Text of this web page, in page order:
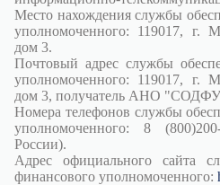
Место нахождения службы
уполномоченного: 119017, г.
дом 3.
Почтовый адрес службы
уполномоченного: 119017, г.
дом 3, получатель АНО
Номера телефонов службы
уполномоченного: 8
России).
Адрес официального сайта
финансового уполномоченного: